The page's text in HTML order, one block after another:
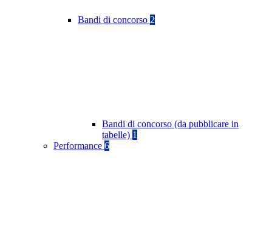
Bandi di concorso 2
Bandi di concorso (da pubblicare in
tabelle) 1
Performance 6